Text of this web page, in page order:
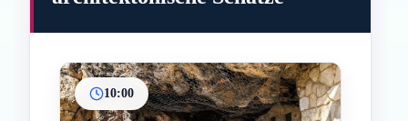
10:00